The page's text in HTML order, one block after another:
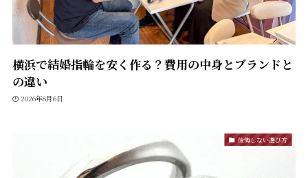
横浜で結婚指輪を安く作る？費用の中身とブランドと
の違い
2026年8月6日
後悔しない選び方